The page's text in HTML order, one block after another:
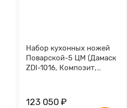
Набор кухонных ножей
Поварской-5 ЦМ (Дамаск
ZDI-1016, Композит,
123 050 ₽